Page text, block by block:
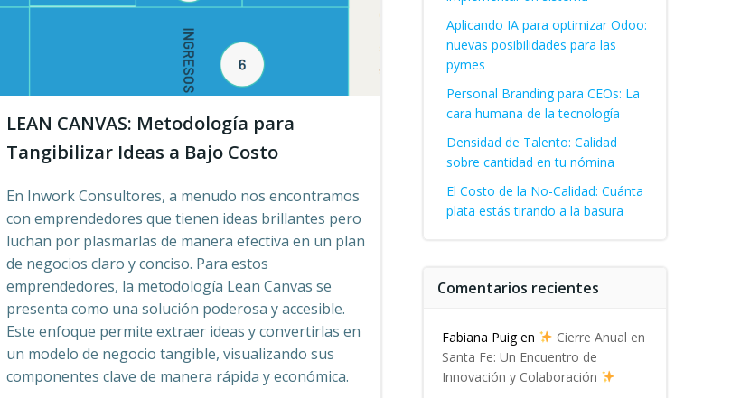
LEAN CANVAS: Metodología para
Tangibilizar Ideas a Bajo Costo
En Inwork Consultores, a menudo nos encontramos
con emprendedores que tienen ideas brillantes pero
luchan por plasmarlas de manera efectiva en un plan
de negocios claro y conciso. Para estos
emprendedores, la metodología Lean Canvas se
presenta como una solución poderosa y accesible.
Este enfoque permite extraer ideas y convertirlas en
un modelo de negocio tangible, visualizando sus
componentes clave de manera rápida y económica.
Aplicando IA para optimizar Odoo:
nuevas posibilidades para las
pymes
Personal Branding para CEOs: La
cara humana de la tecnología
Densidad de Talento: Calidad
sobre cantidad en tu nómina
El Costo de la No-Calidad: Cuánta
plata estás tirando a la basura
Comentarios recientes
Fabiana Puigen
Cierre Anual en
Santa Fe: Un Encuentro de
Innovación y Colaboración